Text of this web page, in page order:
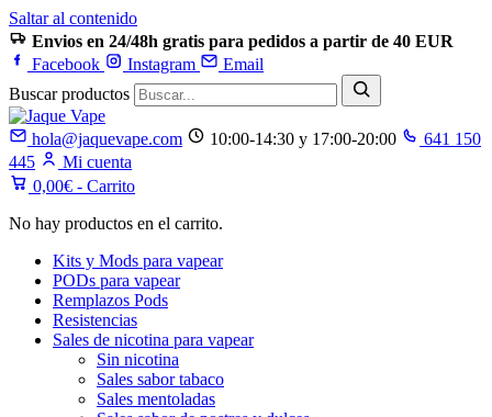
Saltar al contenido
Envios en 24/48h gratis para pedidos a partir de 40 EUR
Facebook
Instagram
Email
Buscar productos
hola@jaquevape.com 10:00-14:30 y 17:00-20:00
641 150
445
Mi cuenta
0,00€ - Carrito
No hay productos en el carrito.
Kits y Mods para vapear
PODs para vapear
Remplazos Pods
Resistencias
Sales de nicotina para vapear
Sin nicotina
Sales sabor tabaco
Sales mentoladas